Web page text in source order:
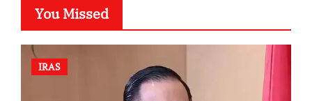
You Missed
IRAS